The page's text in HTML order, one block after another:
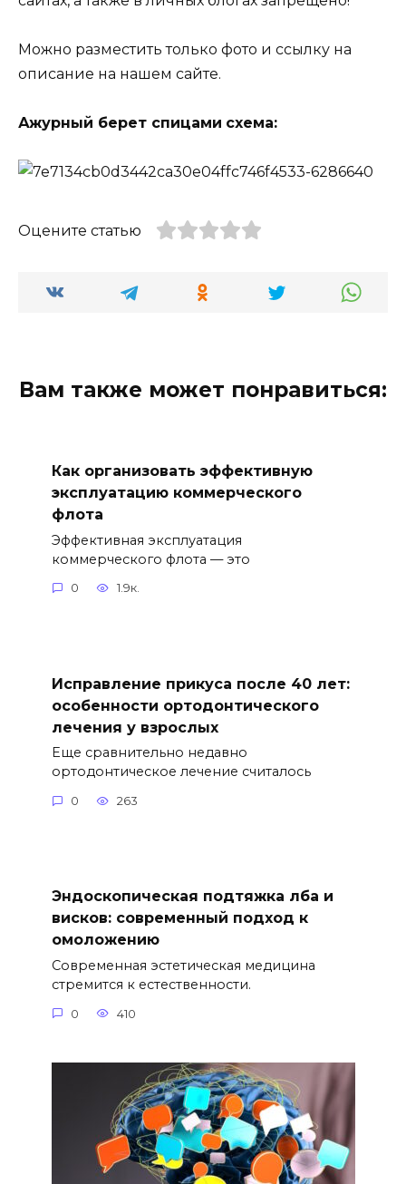
Можно разместить только фото и ссылку на
описание на нашем сайте.
Ажурный берет спицами схема:
Оцените статью
Вам также может понравиться:
Как организовать эффективную
эксплуатацию коммерческого
флота
Эффективная эксплуатация
коммерческого флота — это
0 1.9к.
Исправление прикуса после 40 лет:
особенности ортодонтического
лечения у взрослых
Еще сравнительно недавно
ортодонтическое лечение считалось
0 263
Эндоскопическая подтяжка лба и
висков: современный подход к
омоложению
Современная эстетическая медицина
стремится к естественности.
0 410